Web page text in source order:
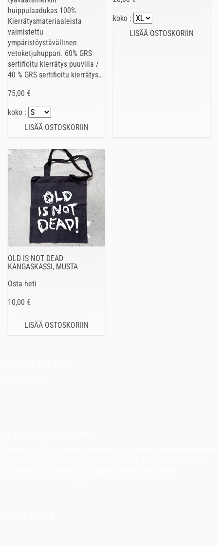
huippulaadukas 100%
Kierrätysmateriaaleista
valmistettu
ympäristöystävällinen
vetoketjuhuppari. 60% GRS
sertifioitu kierrätys puuvilla /
40 % GRS sertifioitu kierrätys…
75,00 €
koko :
koko :
OLD IS NOT DEAD
KANGASKASSI, MUSTA
Osta heti
10,00 €